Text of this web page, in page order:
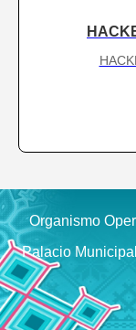
Organismo
Palacio